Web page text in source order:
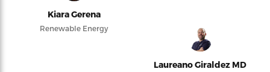
Kiara Gerena
Renewable Energy
Laureano Giraldez MD